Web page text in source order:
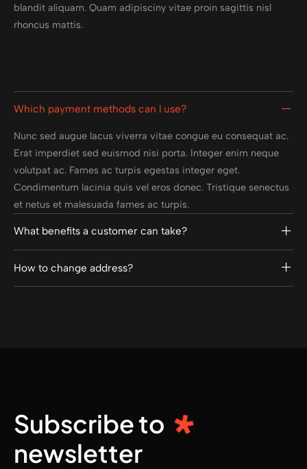
blandit aliquam. Quam adipisciny vitae proin sagittis nisl
rhoncus mattis.
Which payment methods can l use?
Nunc sed augue lacus viverra vitae congue eu consequat ac.
Erat imperdiet sed euismod nisi porta. Integer enim neque
volutpat ac. Fames ac turpis egestas integer eget.
Condimentum lacinia quis vel eros donec. Tristique senectus
et netus et malesuada fames ac turpis.
What benefits a customer can take?
How to change address?
Subscribe to
newsletter